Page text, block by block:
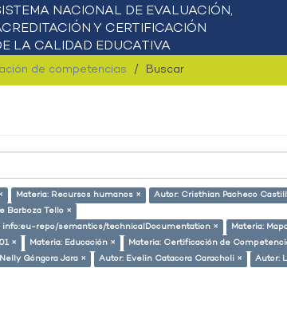
de competencias Buscar
Materia: Recursos humanos × Autor: Cristhian Pacheco
Barboza Tello ×
repo/semantics/technicalDocumentation ×
Materia:
×
Materia: Educación ×
Materia: Certificación de
Góngora Jara × Autor: Evelin Catacora Caracholi ×
Autor: